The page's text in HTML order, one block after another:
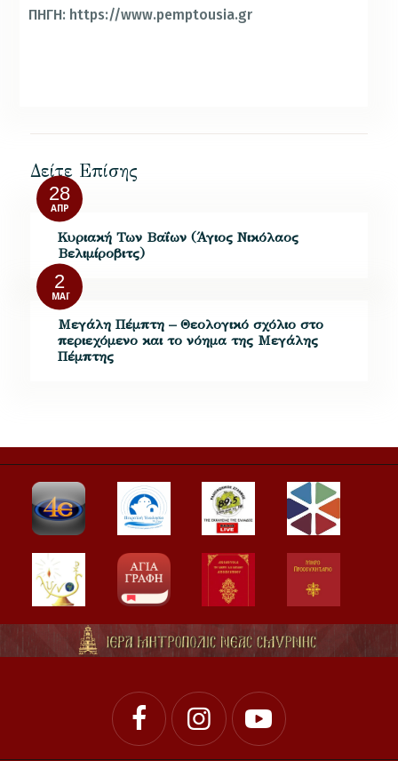
ΠΗΓΗ: https://www.pemptousia.gr
Δείτε Επίσης
28
ΑΠΡ
Κυριακή Των Βαΐων (Άγιος Νικόλαος
Βελιμίροβιτς)
2
ΜΆΙ
Μεγάλη Πέμπτη – Θεολογικό σχόλιο στο
περιεχόμενο και το νόημα της Μεγάλης
Πέμπτης